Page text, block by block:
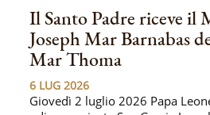
Il Santo Padre riceve il
Joseph Mar Barnabas
Mar Thoma
6 LUG 2026
Giovedì 2 luglio 2026 Papa